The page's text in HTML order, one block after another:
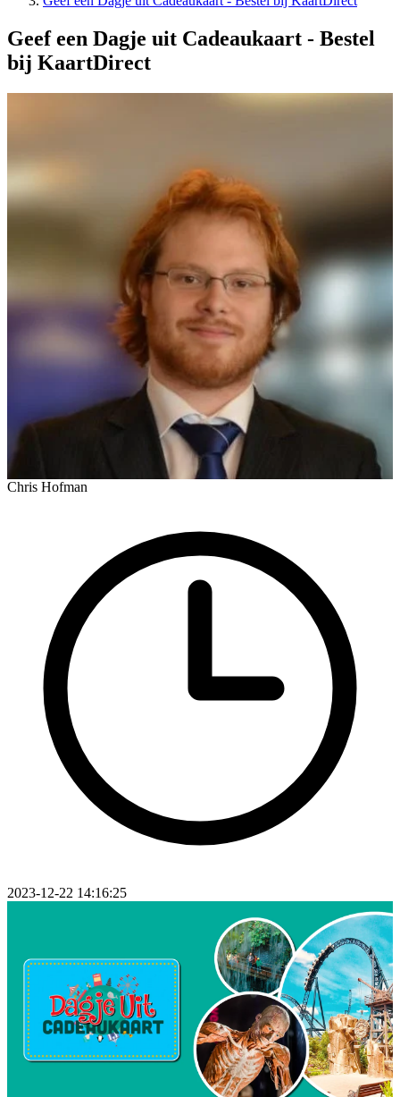
Geef een Dagje uit Cadeaukaart - Bestel
bij KaartDirect
Chris Hofman
2023-12-22 14:16:25